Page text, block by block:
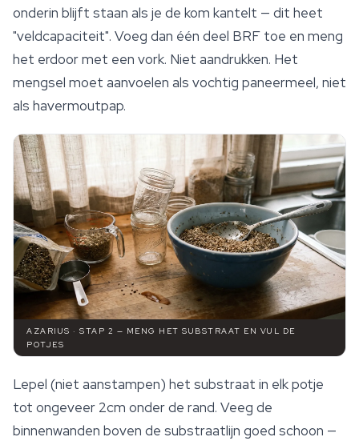
onderin blijft staan als je de kom kantelt — dit heet
"veldcapaciteit". Voeg dan één deel BRF toe en meng
het erdoor met een vork. Niet aandrukken. Het
mengsel moet aanvoelen als vochtig paneermeel, niet
als havermoutpap.
AZARIUS · STAP 2 — MENG HET SUBSTRAAT EN VUL DE
POTJES
Lepel (niet aanstampen) het substraat in elk potje
tot ongeveer 2cm onder de rand. Veeg de
binnenwanden boven de substraatlijn goed schoon —